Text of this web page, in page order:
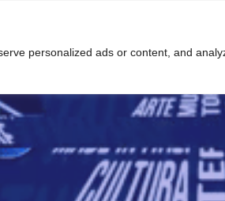
personalized ads or content, and